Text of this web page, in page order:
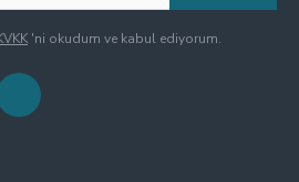
'ni okudum ve kabul ediyorum.